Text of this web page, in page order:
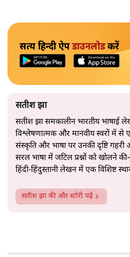
सत्य हिन्दी ऐपडाउनलोडकरें
सतीश झा
सतीश झा समकालीन भारतीय भाषाई
विश्लेषणात्मक और मानवीय स्वरों में से
संस्कृति और भाषा पर उनकी दृष्टि
सरल भाषा में जटिल प्रश्नों को खोलने
हिंदी‑हिंदुस्तानी लेखन में एक विशिष्ट
सतीश झा की और स्टोरी पढ़ें